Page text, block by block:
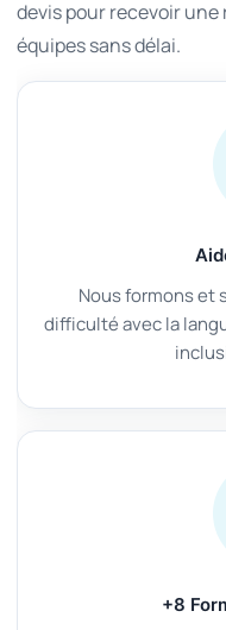
devis pour recevoir
équipes sans délai.
Nous formons et
difficulté avec la
+8